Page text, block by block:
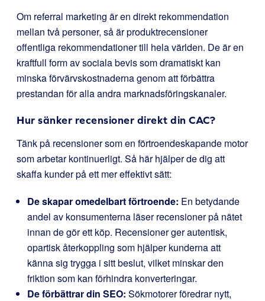
Om referral marketing är en direkt rekommendation
mellan två personer, så är produktrecensioner
offentliga rekommendationer till hela världen. De är en
kraftfull form av sociala bevis som dramatiskt kan
minska förvärvskostnaderna genom att förbättra
prestandan för alla andra marknadsföringskanaler.
Hur sänker recensioner direkt din CAC?
Tänk på recensioner som en förtroendeskapande motor
som arbetar kontinuerligt. Så här hjälper de dig att
skaffa kunder på ett mer effektivt sätt:
De skapar omedelbart förtroende: En betydande
andel av konsumenterna läser recensioner på nätet
innan de gör ett köp. Recensioner ger autentisk,
opartisk återkoppling som hjälper kunderna att
känna sig trygga i sitt beslut, vilket minskar den
friktion som kan förhindra konverteringar.
De förbättrar din SEO: Sökmotorer föredrar nytt,